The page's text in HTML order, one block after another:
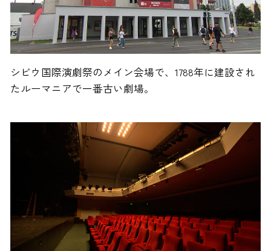
シビウ国際演劇祭のメイン会場で、1788年に建設され
たルーマニアで一番古い劇場。